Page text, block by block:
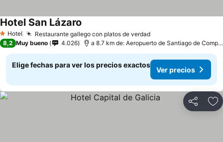
1 Estrellas
Hotel Restaurante gallego con platos de verdad
Hotel San Lázaro
8,2 Muy bueno 4.026 a 8.7 km de: Aeropuerto de Santiago de Compostela
Elige fechas para ver los precios exactos
Ver precios
Compartir